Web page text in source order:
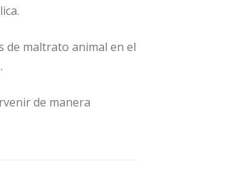
maltrato animal en el
de manera